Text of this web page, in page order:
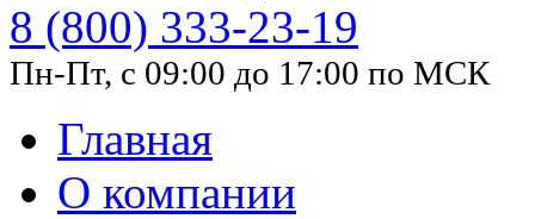
8 (800) 333-23-19
Пн-Пт, с 09:00 до 17:00 по МСК
Главная
О компании